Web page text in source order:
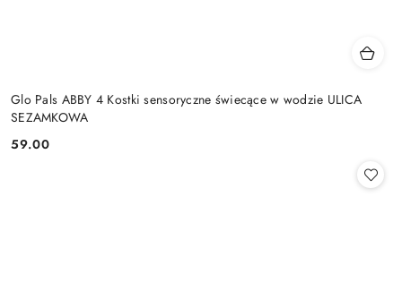
Glo Pals ABBY 4 Kostki sensoryczne świecące w wodzie ULICA
SEZAMKOWA
Cena:
59.00